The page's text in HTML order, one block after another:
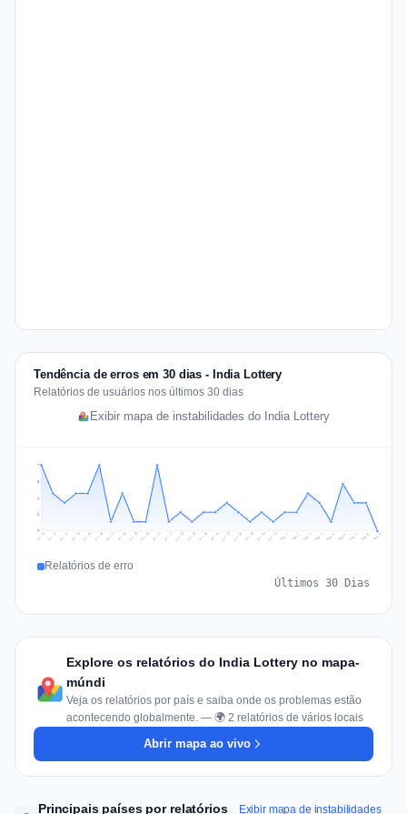
Tendência de erros em 30 dias - India Lottery
Relatórios de usuários nos últimos 30 dias
Exibir mapa de instabilidades do India Lottery
2
4
5
7
Jul 11 Jul 12 Jul 13 Jul 14 Jul 15 Jul 16 Jul 17 Jul 18 Jul 19 Jul 20 Jul 21 Jul 22 Jul 23 Jul 24 Jul 25 Jul 26 Jul 27 Jul 28 Jul 29 Jul 30 Jul 31 Aug 1 Aug 2 Aug 3 Aug 4 Aug 5 Aug 6 Aug 7 Aug 8 Aug 9
Relatórios de erro
Últimos 30 Dias
Explore os relatórios do India Lottery no mapa-
múndi
Veja os relatórios por país e saiba onde os problemas estão
acontecendo globalmente. — 🌍 2 relatórios de vários locais
Abrir mapa ao vivo
Principais países por relatórios Exibir mapa de instabilidades